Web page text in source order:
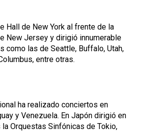
Hall de New York al frente de la
New Jersey y dirigió innumerable
como las de Seattle, Buffalo, Utah,
entre otras.
ha realizado conciertos en
y Venezuela. En Japón dirigió en
Orquestas Sinfónicas de Tokio,